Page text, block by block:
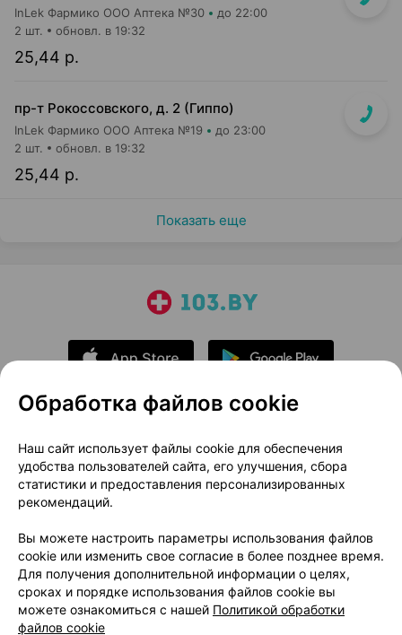
InLek Фармико ООО Аптека №30 до 22:00
25,44 р.
2 шт. обновл. в 19:32
пр-т Рокоссовского, д. 2 (Гиппо)
InLek Фармико ООО Аптека №19 до 23:00
25,44 р.
2 шт. обновл. в 19:32
Показать еще
О проекте
Новости проекта
Размещение рекламы
Медицинский маркетинг
Публичный договор
Доставка
Способы оплаты
Вакансии
Партнеры
Написать руководителю 103.by
Написать в поддержку
Персональные настройки Cookie
Обработка файлов cookie
Наш сайт использует файлы cookie для обеспечения
удобства пользователей сайта, его улучшения, сбора
статистики и предоставления персонализированных
рекомендаций.
Вы можете настроить параметры использования файлов
cookie или изменить свое согласие в более позднее время.
Для получения дополнительной информации о целях,
сроках и порядке использования файлов cookie вы
можете ознакомиться с нашей Политикой обработки
файлов cookie